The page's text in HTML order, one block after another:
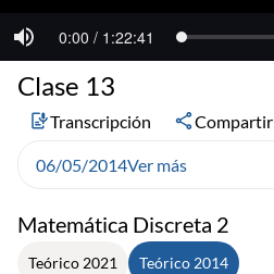
Matemática Discreta 2
Teórico 2021 Teórico 2014
Clase 13
Transcripción Compartir
06/05/2014Ver más